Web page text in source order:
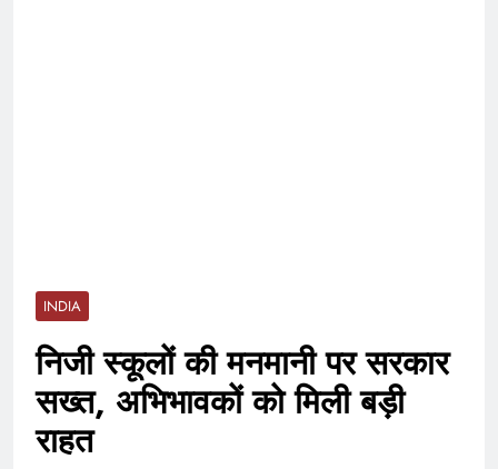
INDIA
निजी स्कूलों की मनमानी पर सरकार
सख्त, अभिभावकों को मिली बड़ी
राहत